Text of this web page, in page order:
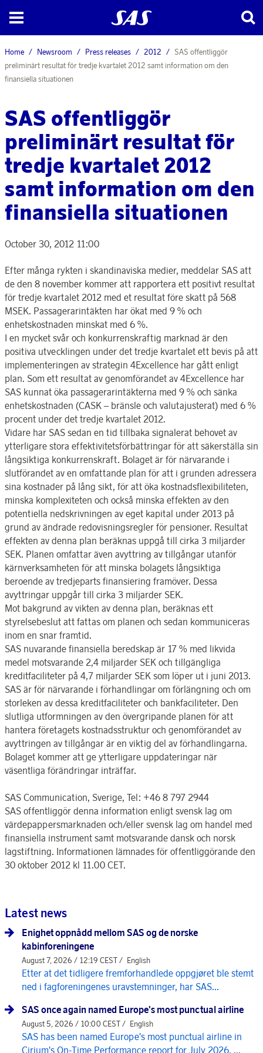
Home Newsroom Press releases 2012
SAS offentliggör
preliminärt resultat för tredje kvartalet 2012 samt information om den
finansiella situationen
SAS offentliggör
preliminärt resultat för
tredje kvartalet 2012
samt information om den
finansiella situationen
October 30, 2012 11:00
Efter många rykten i skandinaviska medier, meddelar SAS att
de den 8 november kommer att rapportera ett positivt resultat
för tredje kvartalet 2012 med et resultat före skatt på 568
MSEK. Passagerarintäkten har ökat med 9 % och
enhetskostnaden minskat med 6 %.
I en mycket svår och konkurrenskraftig marknad är den
positiva utvecklingen under det tredje kvartalet ett bevis på att
implementeringen av strategin 4Excellence har gått enligt
plan. Som ett resultat av genomförandet av 4Excellence har
SAS kunnat öka passagerarintäkterna med 9 % och sänka
enhetskostnaden (CASK – bränsle och valutajusterat) med 6 %
procent under det tredje kvartalet 2012.
Vidare har SAS sedan en tid tillbaka signalerat behovet av
ytterligare stora effektivitetsförbättringar för att säkerställa sin
långsiktiga konkurrenskraft. Bolaget är för närvarande i
slutförandet av en omfattande plan för att i grunden adressera
sina kostnader på lång sikt, för att öka kostnadsflexibiliteten,
minska komplexiteten och också minska effekten av den
potentiella nedskrivningen av eget kapital under 2013 på
grund av ändrade redovisningsregler för pensioner. Resultat
effekten av denna plan beräknas uppgå till cirka 3 miljarder
SEK. Planen omfattar även avyttring av tillgångar utanför
kärnverksamheten för att minska bolagets långsiktiga
beroende av tredjeparts finansiering framöver. Dessa
avyttringar uppgår till cirka 3 miljarder SEK.
Mot bakgrund av vikten av denna plan, beräknas ett
styrelsebeslut att fattas om planen och sedan kommuniceras
inom en snar framtid.
SAS nuvarande finansiella beredskap är 17 % med likvida
medel motsvarande 2,4 miljarder SEK och tillgängliga
kreditfaciliteter på 4,7 miljarder SEK som löper ut i juni 2013.
SAS är för närvarande i förhandlingar om förlängning och om
storleken av dessa kreditfaciliteter och bankfaciliteter. Den
slutliga utformningen av den övergripande planen för att
hantera företagets kostnadsstruktur och genomförandet av
avyttringen av tillgångar är en viktig del av förhandlingarna.
Bolaget kommer att ge ytterligare uppdateringar när
väsentliga förändringar inträffar.
SAS Communication, Sverige, Tel: +46 8 797 2944
SAS offentliggör denna information enligt svensk lag om
värdepappersmarknaden och/eller svensk lag om handel med
finansiella instrument samt motsvarande dansk och norsk
lagstiftning. Informationen lämnades för offentliggörande den
30 oktober 2012 kl 11.00 CET.
Latest news
Enighet oppnådd mellom SAS og de norske
kabinforeningene
August 7, 2026 / 12:19 CEST / English
Etter at det tidligere fremforhandlede oppgjøret ble stemt
ned i fagforeningenes uravstemninger, har SAS...
SAS once again named Europe's most punctual airline
August 5, 2026 / 10:00 CEST / English
SAS has been named Europe's most punctual airline in
Cirium's On-Time Performance report for July 2026, ...